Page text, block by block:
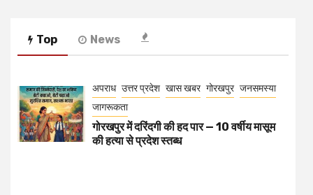
Top News
अपराध उत्तर प्रदेश खास खबर गोरखपुर जनसमस्या
जागरूकता
गोरखपुर में दरिंदगी की हद पार — 10 वर्षीय मासूम
की हत्या से प्रदेश स्तब्ध